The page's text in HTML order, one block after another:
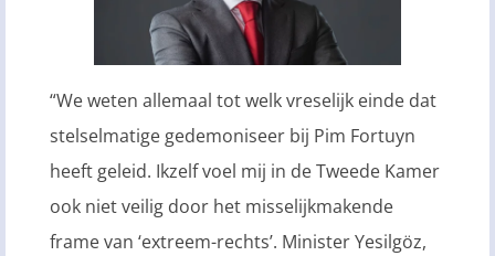
“We weten allemaal tot welk vreselijk einde dat
stelselmatige gedemoniseer bij Pim Fortuyn
heeft geleid. Ikzelf voel mij in de Tweede Kamer
ook niet veilig door het misselijkmakende
frame van ‘extreem-rechts’. Minister Yesilgöz,